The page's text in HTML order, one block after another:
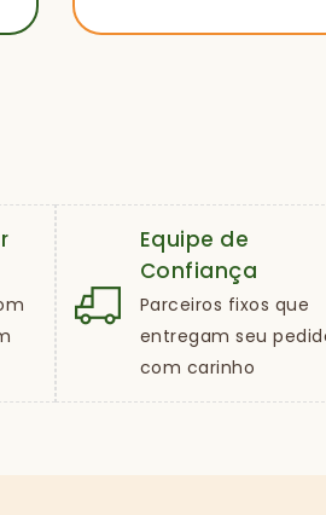
Equipe de
Confiança
Parceiros fixos que
entregam seu
com carinho